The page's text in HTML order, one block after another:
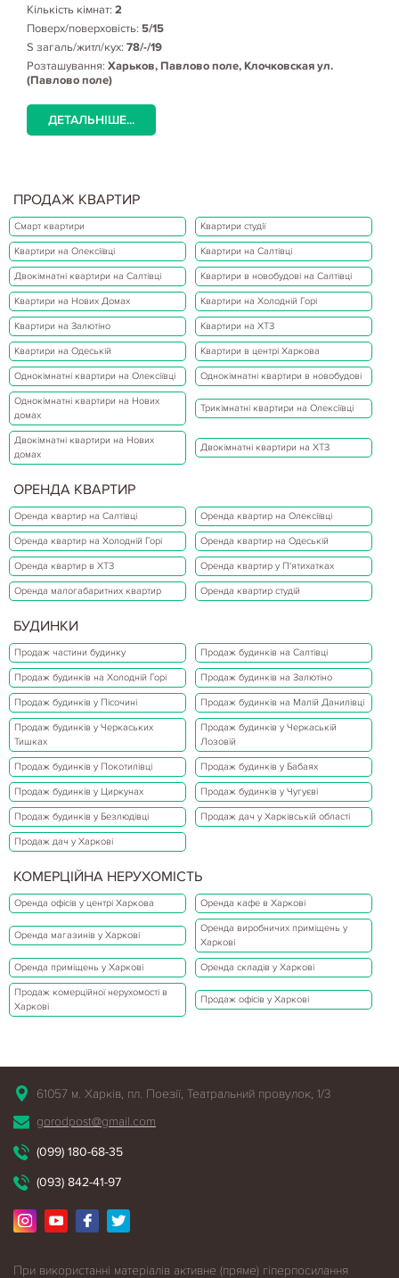
Кількість кімнат: 2
Поверх/поверховість: 5/15
S загаль/житл/кух: 78/-/19
Розташування: Харьков, Павлово поле, Клочковская ул.
(Павлово поле)
ДЕТАЛЬНІШЕ...
ПРОДАЖ КВАРТИР
Смарт квартири Квартири студії
Квартири на Олексіївці Квартири на Салтівці
Двокімнатні квартири на Салтівці Квартири в новобудові на Салтівці
Квартири на Нових Домах Квартири на Холодній Горі
Квартири на Залютіно Квартири на ХТЗ
Квартири на Одеській Квартири в центрі Харкова
Однокімнатні квартири на Олексіївці Однокімнатні квартири в новобудові
Однокімнатні квартири на Нових
домах
Трикімнатні квартири на Олексіївці
Двокімнатні квартири на Нових
домах
Двокімнатні квартири на ХТЗ
ОРЕНДА КВАРТИР
Оренда квартир на Салтівці Оренда квартир на Олексіївці
Оренда квартир на Холодній Горі Оренда квартир на Одеській
Оренда квартир в ХТЗ Оренда квартир у П'ятихатках
Оренда малогабаритних квартир Оренда квартир студій
БУДИНКИ
Продаж частини будинку Продаж будинків на Салтівці
Продаж будинків на Холодній Горі Продаж будинків на Залютіно
Продаж будинків у Пісочині Продаж будинків на Малій Данилівці
Продаж будинків у Черкаських
Тишках
Продаж будинків у Черкаській
Лозовій
Продаж будинків у Покотилівці Продаж будинків у Бабаях
Продаж будинків у Циркунах Продаж будинків у Чугуєві
Продаж будинків у Безлюдівці Продаж дач у Харківській області
Продаж дач у Харкові
КОМЕРЦІЙНА НЕРУХОМІСТЬ
Оренда офісів у центрі Харкова Оренда кафе в Харкові
Оренда магазинів у Харкові
Оренда виробничих приміщень у
Харкові
Оренда приміщень у Харкові Оренда складів у Харкові
Продаж комерційної нерухомості в
Харкові
Продаж офісів у Харкові
61057 м. Харків, пл. Поезії, Театральний провулок, 1/3
gorodpost@gmail.com
(099) 180-68-35
(093) 842-41-97
При використанні матеріалів активне (пряме) гіперпосилання